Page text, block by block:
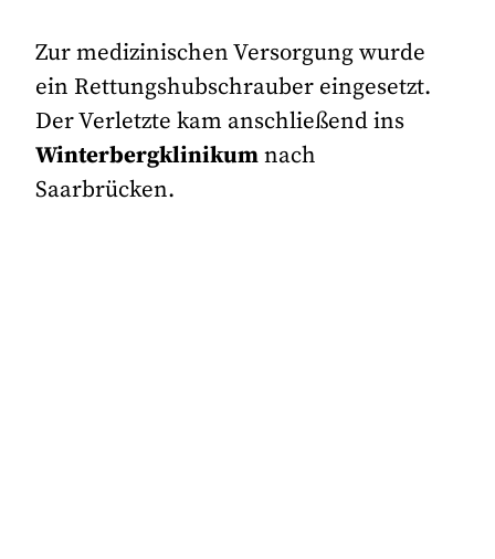
Zur medizinischen Versorgung wurde
ein Rettungshubschrauber eingesetzt.
Der Verletzte kam anschließend ins
Winterbergklinikumnach
Saarbrücken.